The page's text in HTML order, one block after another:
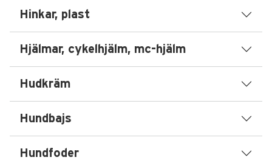
Hinkar, plast
Hjälmar, cykelhjälm, mc-hjälm
Hudkräm
Hundbajs
Hundfoder